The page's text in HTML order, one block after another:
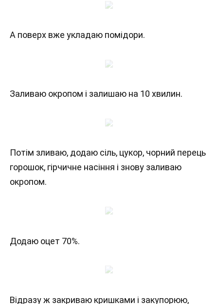
А поверх вже укладаю помідори.
Заливаю окропом і залишаю на 10 хвилин.
Потім зливаю, додаю сіль, цукор, чорний перець
горошок, гірчичне насіння і знову заливаю
окропом.
Додаю оцет 70%.
Відразу ж закриваю кришками і закупорюю,